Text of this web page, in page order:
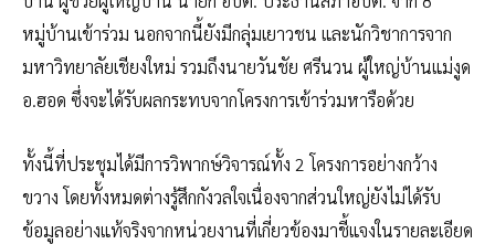
หมู่บ้านเข้าร่วม นอกจากนี้ยังมีกลุ่มเยาวชน และนักวิชาการจาก
มหาวิทยาลัยเชียงใหม่ รวมถึงนายวันชัย ศรีนวน ผู้ใหญ่บ้านแม่งูด
อ.ฮอด ซึ่งจะได้รับผลกระทบจากโครงการเข้าร่วมหารือด้วย
ทั้งนี้ที่ประชุมได้มีการวิพากษ์วิจารณ์ทั้ง 2 โครงการอย่างกว้าง
ขวาง โดยทั้งหมดต่างรู้สึกกังวลใจเนื่องจากส่วนใหญ่ยังไม่ได้รับ
ข้อมูลอย่างแท้จริงจากหน่วยงานที่เกี่ยวข้องมาชี้แจงในรายละเอียด